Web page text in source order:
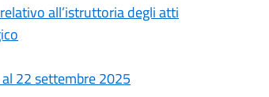
all’istruttoria degli atti
22 settembre 2025